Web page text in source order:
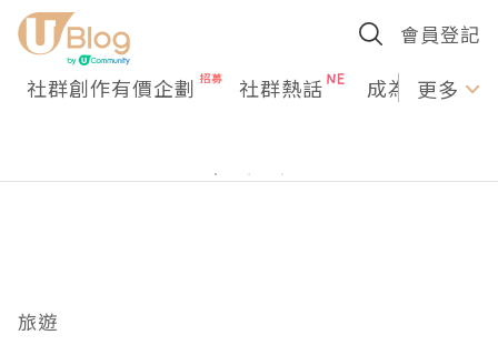
會員登記
社群創作有價企劃 社群熱話 成為U更多
旅遊